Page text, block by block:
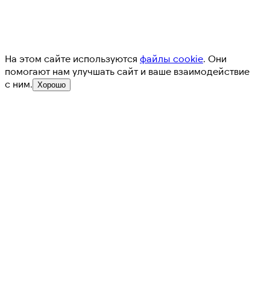
На этом сайте используются файлы cookie. Они
помогают нам улучшать сайт и ваше взаимодействие
с ним. Хорошо